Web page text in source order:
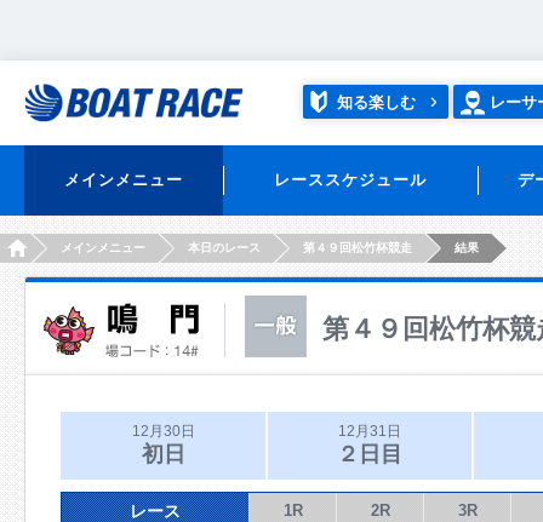
知る楽しむ レーサ
メインメニュー レーススケジュール デ
HOMEメインメニュー 本日のレース 第４９回松竹杯競走 結果
第４９回松竹杯競
12月30日
初日
12月31日
２日目
レース 1R 2R 3R